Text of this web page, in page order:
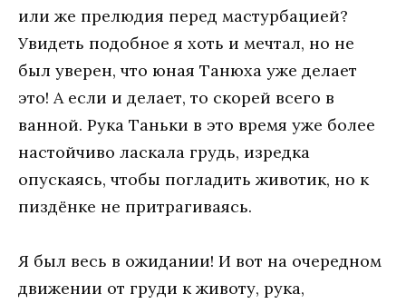
или же прелюдия перед мастурбацией?
Увидеть подобное я хоть и мечтал, но не
был уверен, что юная Танюха уже делает
это! А если и делает, то скорей всего в
ванной. Рука Таньки в это время уже более
настойчиво ласкала грудь, изредка
опускаясь, чтобы погладить животик, но к
пиздёнке не притрагиваясь.
Я был весь в ожидании! И вот на очередном
движении от груди к животу, рука,